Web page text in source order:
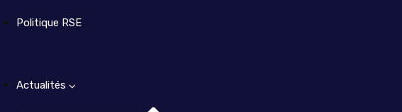
Politique RSE
Actualités